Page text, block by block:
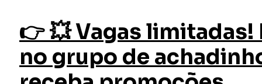
fazer login
Início Cursos Cursos Gratuitos Biotecnologia